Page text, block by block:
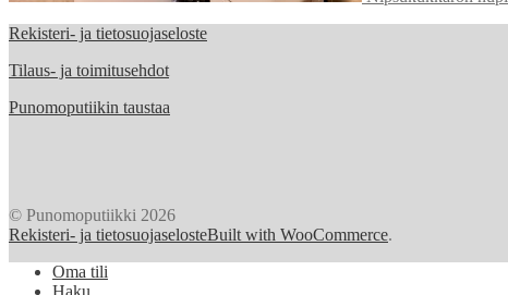
Rekisteri- ja tietosuojaseloste
Tilaus- ja toimitusehdot
Punomoputiikin taustaa
© Punomoputiikki 2026
Rekisteri- ja tietosuojaselosteBuilt with WooCommerce.
Oma tili
Haku